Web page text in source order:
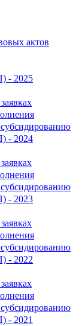
актов
- 2025
- 2024
- 2023
- 2022
- 2021